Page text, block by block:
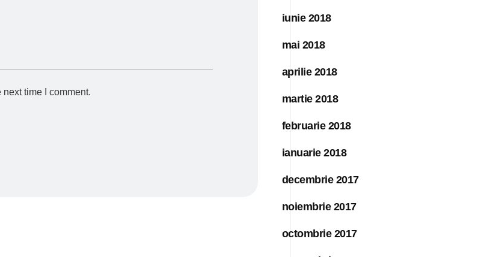
time I comment.
iunie 2018
mai 2018
aprilie 2018
martie 2018
februarie 2018
ianuarie 2018
decembrie 2017
noiembrie 2017
octombrie 2017